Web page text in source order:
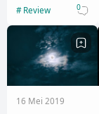
di Asrama Haji
Surabaya, Jumat
(24/05/2019…
Review 0
16 Mei 2019